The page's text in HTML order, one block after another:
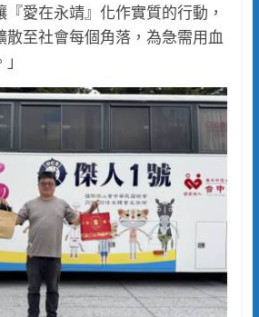
愛在永靖』化作實質的行動，
散至社會每個角落，為急需用血